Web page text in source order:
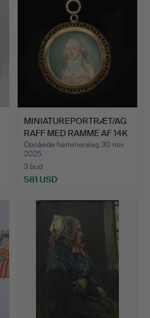
MINIATUREPORTRÆT/AG
RAFF MED RAMME AF 14K
G…
Opnåede hammerslag 30 nov
2025
3 bud
581 USD